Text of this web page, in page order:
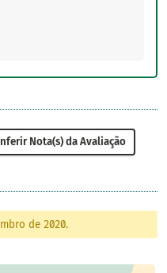
Nota(s) da Avaliação
de 2020.